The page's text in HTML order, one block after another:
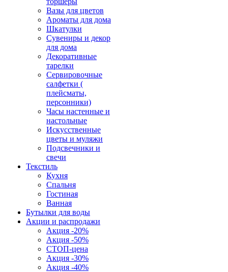
Вазы для цветов
Ароматы для дома
Шкатулки
Сувениры и декор
для дома
Декоративные
тарелки
Сервировочные
салфетки (
плейсматы,
персонники)
Часы настенные и
настольные
Искусственные
цветы и муляжи
Подсвечники и
свечи
Текстиль
Кухня
Спальня
Гостиная
Ванная
Бутылки для воды
Акции и распродажи
Акция -20%
Акция -50%
СТОП-цена
Акция -30%
Акция -40%